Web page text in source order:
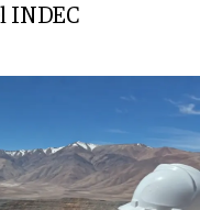
INDEC